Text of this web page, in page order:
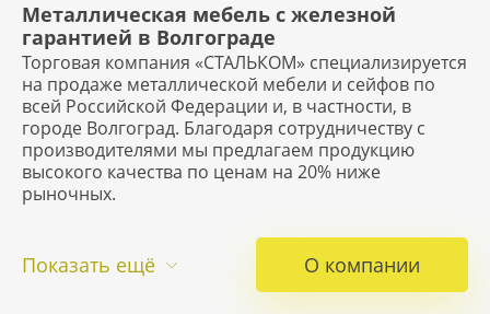
Металлическая мебель с железной
гарантией в Волгограде
Торговая компания «СТАЛЬКОМ» специализируется
на продаже металлической мебели и сейфов по
всей Российской Федерации и, в частности, в
городе Волгоград. Благодаря сотрудничеству с
производителями мы предлагаем продукцию
высокого качества по ценам на 20% ниже
рыночных.
Показать ещё О компании